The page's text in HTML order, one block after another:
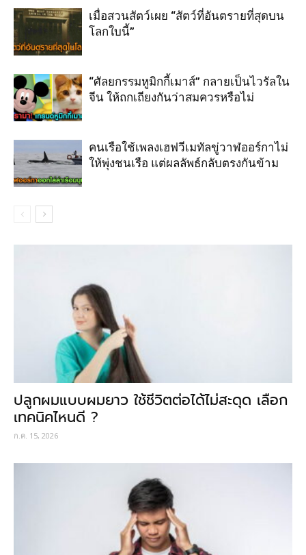
เมื่อสวนสัตว์เผย “สัตว์ที่อันตรายที่สุดบน
โลกใบนี้”
“ศัลยกรรมหูมิกกี้เมาส์” กลายเป็นไวรัลใน
จีน ให้ถกเถียงกันว่าสมควรหรือไม่
คนเรือใช้เพลงเฮฟวีเมทัลขู่วาฬออร์กาไม่
ให้พุ่งชนเรือ แต่ผลลัพธ์กลับตรงกันข้าม
ปลูกผมแบบผมยาว ใช้ชีวิตต่อได้ไม่สะดุด เลือก
เทคนิคไหนดี ?
ก.ค. 15, 2026